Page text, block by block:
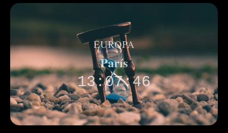
EUROPA
París
13:07:46